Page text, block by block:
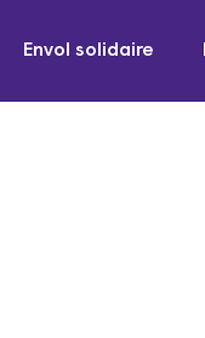
Envol solidaire